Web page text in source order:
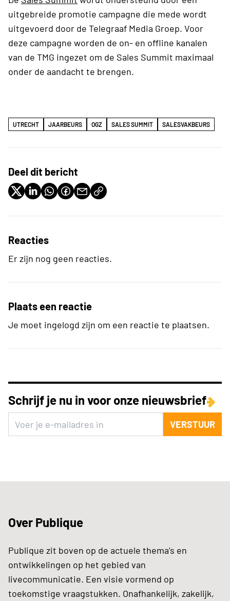
uitgebreide promotie campagne die mede wordt
uitgevoerd door de Telegraaf Media Groep. Voor
deze campagne worden de on- en offline kanalen
van de TMG ingezet om de Sales Summit maximaal
onder de aandacht te brengen.
UTRECHT JAARBEURS OGZ SALES SUMMIT SALESVAKBEURS
Deel dit bericht
Reacties
Er zijn nog geen reacties.
Plaats een reactie
Je moet ingelogd zijn om een reactie te plaatsen.
Schrijf je nu in voor onze nieuwsbrief
VERSTUUR
Over Publique
Publique zit boven op de actuele thema’s en
ontwikkelingen op het gebied van
livecommunicatie. Een visie vormend op
toekomstige vraagstukken. Onafhankelijk, zakelijk,